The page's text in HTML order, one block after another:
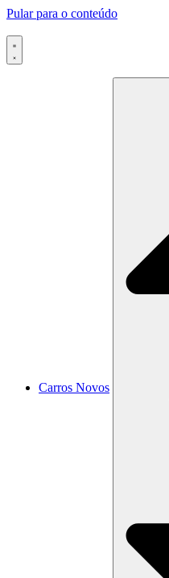
Pular para o conteúdo
Carros Novos